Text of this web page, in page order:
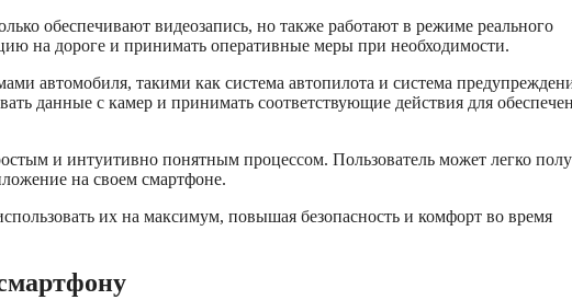
обеспечивают видеозапись, но также работают в режиме реального
на дороге и принимать оперативные меры при необходимости.
автомобиля, такими как система автопилота и система
данные с камер и принимать соответствующие действия для
и интуитивно понятным процессом. Пользователь может легко
на своем смартфоне.
их на максимум, повышая безопасность и комфорт во время